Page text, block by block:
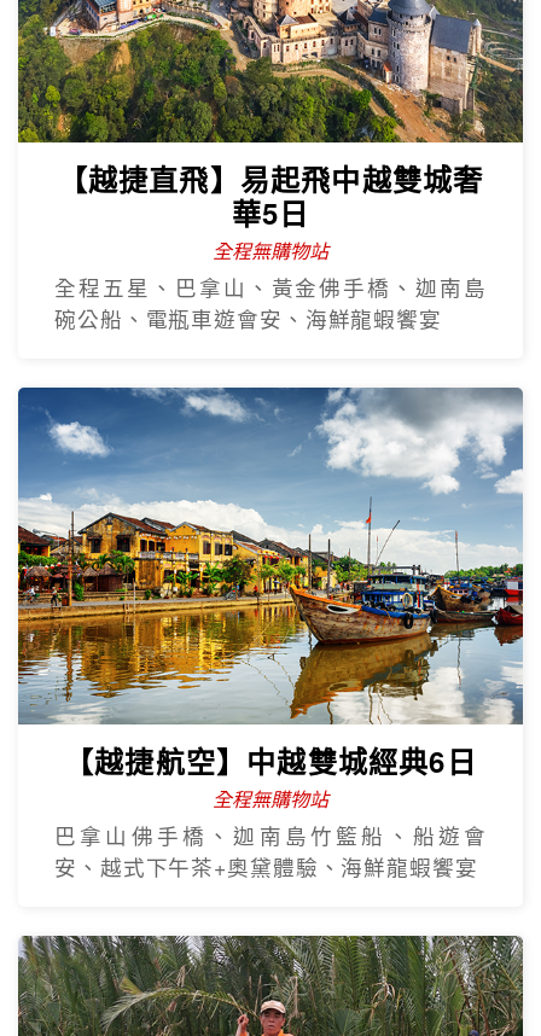
【越捷直飛】易起飛中越雙城奢
華5日
全程無購物站
全程五星、巴拿山、黃金佛手橋、迦南島
碗公船、電瓶車遊會安、海鮮龍蝦饗宴
【越捷航空】中越雙城經典6日
全程無購物站
巴拿山佛手橋、迦南島竹籃船、船遊會
安、越式下午茶+奧黛體驗、海鮮龍蝦饗宴